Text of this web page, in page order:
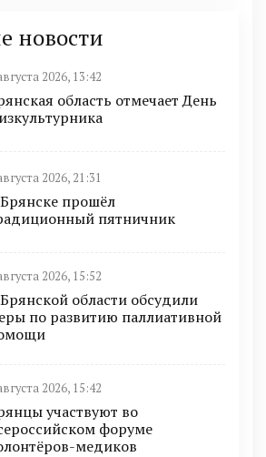
новости
2026, 13:42
область отмечает День
2026, 21:31
прошёл
пятничник
2026, 15:52
области обсудили
по развитию паллиативной
2026, 15:42
участвуют во
форуме
медиков